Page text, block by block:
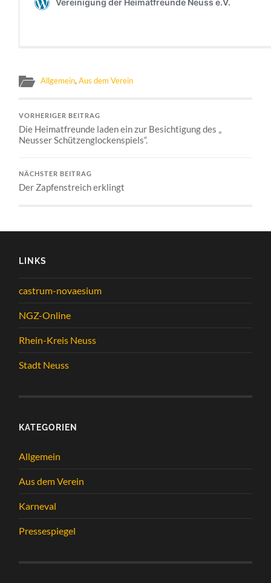
Allgemein,Aus dem Verein
VORHERIGER BEITRAG
Die Heimatfreunde laden ein zur Besichtigung des „
Neusser Schützenglockenspiels“.
NÄCHSTER BEITRAG
Der Zapfenstreich erklingt
LINKS
castrum-novaesium
NGZ-Online
Rhein-Kreis Neuss
Stadt Neuss
KATEGORIEN
Allgemein
Aus dem Verein
Karneval
Pressespiegel